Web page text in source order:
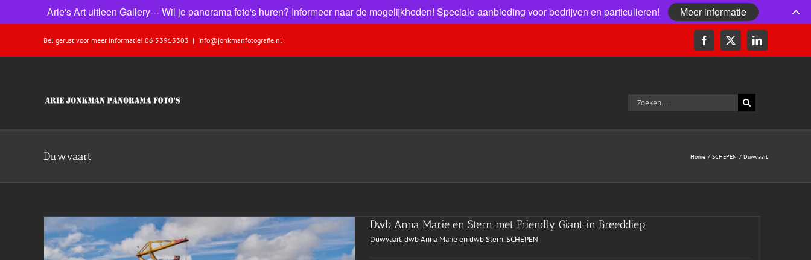
inhoud
Bel gerust voor meer informatie! 06 53913303 | info@jonkmanfotografie.nl Facebook
X LinkedIn
Zoeken
naar:
Duwvaart Home SCHEPEN Duwvaart
Dwb Anna Marie en Stern met Friendly Giant in Breeddiep
Duwvaart,dwb Anna Marie en dwb Stern,SCHEPEN
Arie's Art uitleen Gallery--- Wil je panorama foto's huren? Informeer naar de mogelijkheden! Speciale aanbieding voor bedrijven en particulieren! Meer informatie